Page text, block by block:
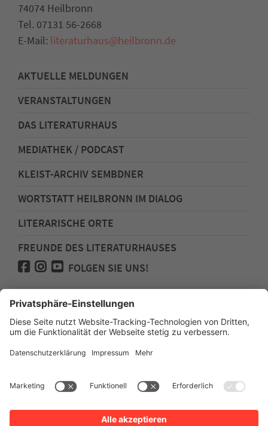
74074 Heilbronn
Tel. 07131 56-2668
E-Mail: literaturhaus@heilbronn.de
AKTUELLE MELDUNGEN
VERANSTALTUNGEN
DAS LITERATURHAUS
MEDIATHEK / PODCAST
KLEIST-ARCHIV SEMBDNER
WORTSTATT HEILBRONN IM DIALOG
LITERARISCHE ORTE
FREUNDE DES LITERATURHAUSES
FOLGEN SIE UNS!
Impressum
Anfahrt
Datenschutz
Barrierefreiheit
Literaturhauses